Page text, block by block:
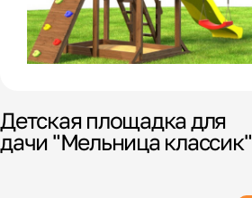
Детская площадка для
дачи "Мельница классик"